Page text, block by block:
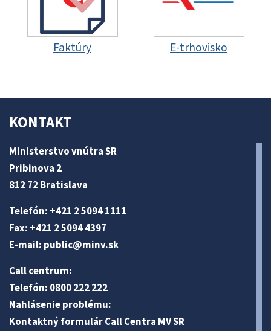
Faktúry E-trhovisko
KONTAKT
Ministerstvo vnútra SR
Pribinova 2
812 72 Bratislava
Telefón: +421 2 5094 1111
Fax: +421 2 5094 4397
E-mail: public@minv.sk
Call centrum:
Telefón: 0800 222 222
Nahlásenie problému:
Kontaktný formulár Call Centra MV SR